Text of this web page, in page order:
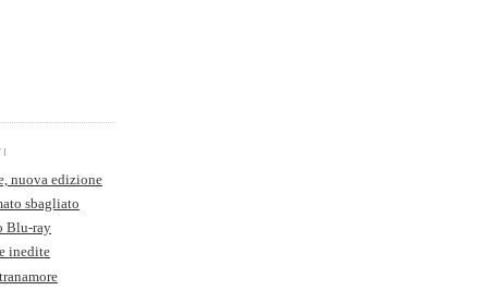
nuova edizione
sbagliato
Blu-ray
inedite